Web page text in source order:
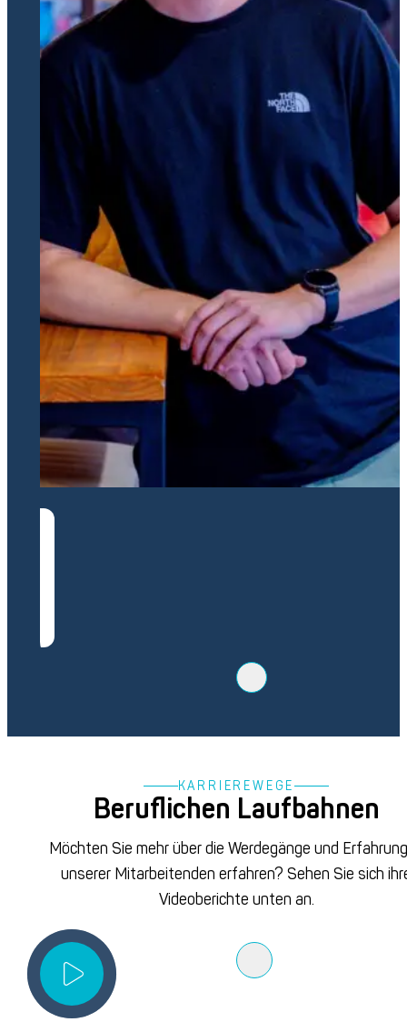
KARRIEREWEGE
Beruflichen Laufbahnen
Möchten Sie mehr über die Werdegänge und
unserer Mitarbeitenden erfahren? Sehen Sie sich
Videoberichte unten an.